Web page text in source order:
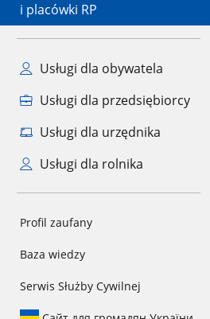
i placówki RP
Usługi dla obywatela
Usługi dla przedsiębiorcy
Usługi dla urzędnika
Usługi dla rolnika
Profil zaufany
Baza wiedzy
Serwis Służby Cywilnej